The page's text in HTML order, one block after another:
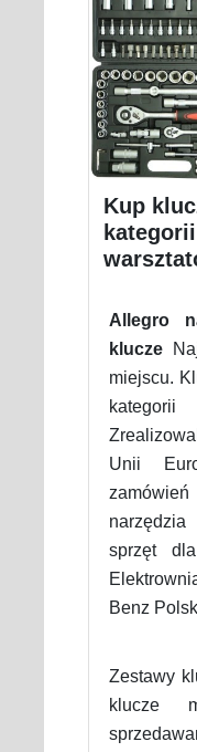
Kup
Allegro
klucze
miejscu.
Unii
zamówień
sprzęt
Benz
Zestawy
klucze